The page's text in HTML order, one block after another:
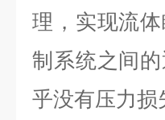
理，实现流
制系统之间
乎没有压力损